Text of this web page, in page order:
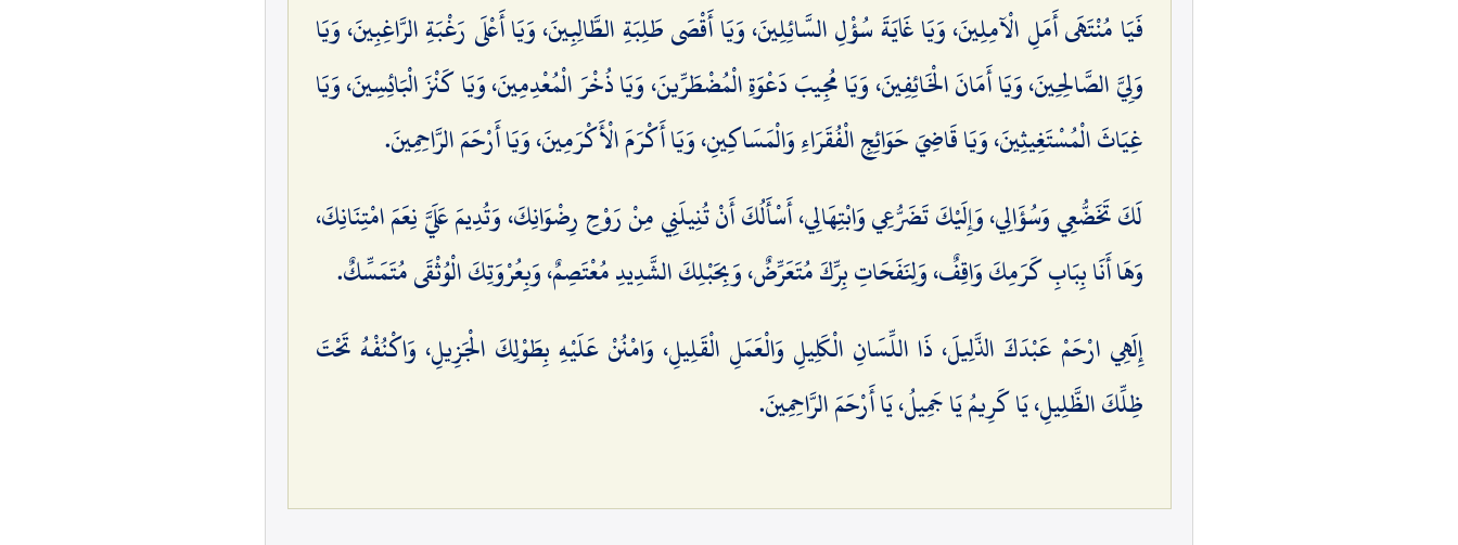
فَيَا مُنْتَهَى أَمَلِ الْآمِلِينَ، وَيَا غَايَةَ سُؤْلِ السَّائِلِينَ، وَيَا أَقْصَى طَلِبَةِ الطَّالِبِينَ، وَيَا أَعْلَى رَغْبَةِ الرَّاغِبِينَ، وَيَا
وَلِيَّ الصَّالِحِينَ، وَيَا أَمَانَ الْخَائِفِينَ، وَيَا مُجِيبَ دَعْوَةِ الْمُضْطَرِّينَ، وَيَا ذُخْرَ الْمُعْدِمِينَ، وَيَا كَنْزَ الْبَائِسِينَ، وَيَا
غِيَاثَ الْمُسْتَغِيثِينَ، وَيَا قَاضِيَ حَوَائِجِ الْفُقَرَاءِ وَالْمَسَاكِينِ، وَيَا أَكْرَمَ الْأَكْرَمِينَ، وَيَا أَرْحَمَ الرَّاحِمِينَ.
لَكَ تَخَضُّعِي وَسُؤَالِي، وَإِلَيْكَ تَضَرُّعِي وَابْتِهَالِي، أَسْأَلُكَ أَنْ تُنِيلَنِي مِنْ رَوْحِ رِضْوَانِكَ، وَتُدِيمَ عَلَيَّ نِعَمَ امْتِنَانِكَ،
وَهَا أَنَا بِبَابِ كَرَمِكَ وَاقِفٌ، وَلِنَفَحَاتِ بِرِّكَ مُتَعَرِّضٌ، وَبِحَبْلِكَ الشَّدِيدِ مُعْتَصِمٌ، وَبِعُرْوَتِكَ الْوُثْقَى مُتَمَسِّكٌ.
إِلَهِي ارْحَمْ عَبْدَكَ الذَّلِيلَ، ذَا اللِّسَانِ الْكَلِيلِ وَالْعَمَلِ الْقَلِيلِ، وَامْنُنْ عَلَيْهِ بِطَوْلِكَ الْجَزِيلِ، وَاكْنُفْهُ تَحْتَ
ظِلِّكَ الظَّلِيلِ، يَا كَرِيمُ يَا جَمِيلُ، يَا أَرْحَمَ الرَّاحِمِينَ.